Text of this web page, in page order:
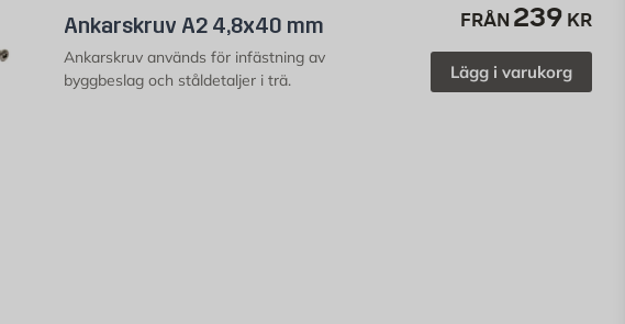
Ankarskruv A2 4,8x40 mm
Ankarskruv används för infästning av
byggbeslag och ståldetaljer i trä.
FRÅN 239 KR
Lägg i varukorg